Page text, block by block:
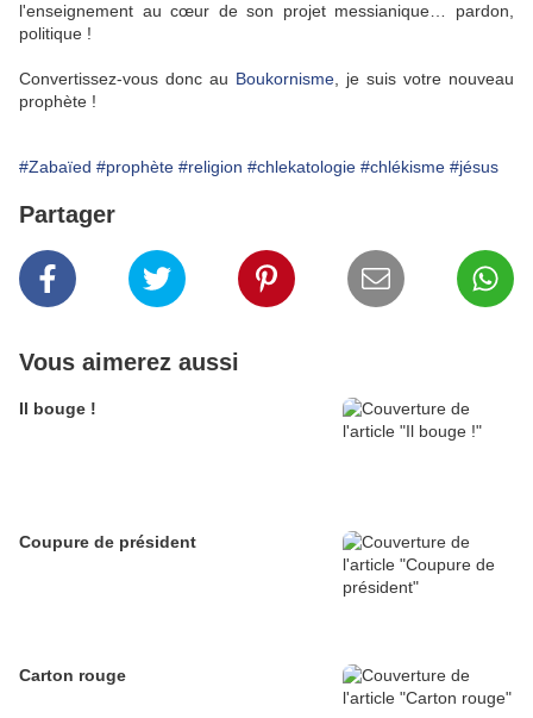
l'enseignement au cœur de son projet messianique… pardon,
politique !
Convertissez-vous donc au Boukornisme , je suis votre nouveau
prophète !
#Zabaïed #prophète #religion #chlekatologie #chlékisme #jésus
Partager
Vous aimerez aussi
Il bouge !
Coupure de président
Carton rouge